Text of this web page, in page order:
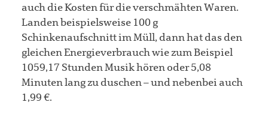
auch die Kosten für die verschmähten Waren.
Landen beispielsweise 100 g
Schinkenaufschnitt im Müll, dann hat das den
gleichen Energieverbrauch wie zum Beispiel
1059,17 Stunden Musik hören oder 5,08
Minuten lang zu duschen – und nebenbei auch
1,99 €.